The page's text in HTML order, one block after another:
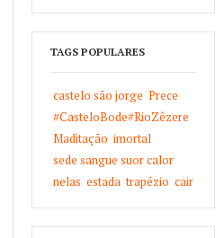
TAGS POPULARES
castelo são jorge Prece
#CasteloBode#RioZêzere
Maditação imortal
sede sangue suor calor
nelas estada trapézio cair